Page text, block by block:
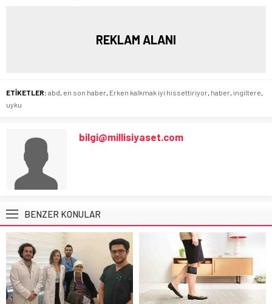
REKLAM ALANI
ETİKETLER: abd, en son haber, Erken kalkmak iyi hissettiriyor, haber, ingiltere,
uyku
bilgi@millisiyaset.com
BENZER KONULAR